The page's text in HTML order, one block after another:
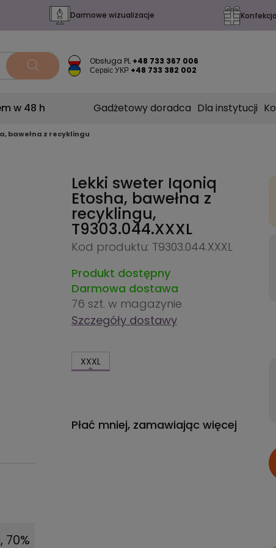
Darmowe wizualizacje
Obsługa PL +48 733 367 006
Сервіс УКР +48 733 382 002
w 48 h Gadżetowy doradca Dla instytucji
bawełna z recyklingu
70%
Lekki sweter Iqoniq
Etosha, bawełna z
recyklingu,
T9303.044.XXXL
Kod produktu: T9303.044.XXXL
Produkt dostępny
Darmowa dostawa
76 szt. w magazynie
Szczegóły dostawy
XXXL
Płać mniej, zamawiając więcej